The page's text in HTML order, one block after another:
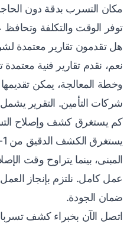
مكان التسرب بدقة دون
توفر الوقت والتكلفة
هل تقدمون تقارير معتمدة
نعم، نقدم تقارير فنية
وخطة المعالجة، يمكن تقديمها
شركات التأمين. التقرير
كم يستغرق كشف وإصلاح
المبنى، بينما يتراوح وقت
عمل كامل. نلتزم بإنجاز
ضمان الجودة.
اتصل الآن بخبراء كشف